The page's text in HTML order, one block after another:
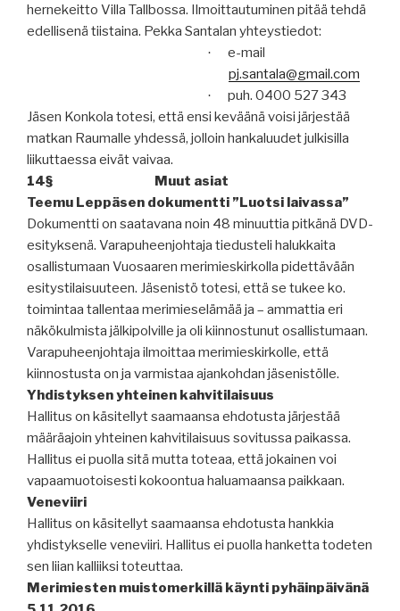
hernekeitto Villa Tallbossa. Ilmoittautuminen pitää tehdä
edellisenä tiistaina. Pekka Santalan yhteystiedot:
·
e-mail
pj.santala@gmail.com
·
puh. 0400 527 343
Jäsen Konkola totesi, että ensi keväänä voisi järjestää
matkan Raumalle yhdessä, jolloin hankaluudet julkisilla
liikuttaessa eivät vaivaa.
14§
Muut asiat
Teemu Leppäsen dokumentti ”Luotsi laivassa”
Dokumentti on saatavana noin 48 minuuttia pitkänä DVD-
esityksenä. Varapuheenjohtaja tiedusteli halukkaita
osallistumaan Vuosaaren merimieskirkolla pidettävään
esitystilaisuuteen. Jäsenistö totesi, että se tukee ko.
toimintaa tallentaa merimieselämää ja – ammattia eri
näkökulmista jälkipolville ja oli kiinnostunut osallistumaan.
Varapuheenjohtaja ilmoittaa merimieskirkolle, että
kiinnostusta on ja varmistaa ajankohdan jäsenistölle.
Yhdistyksen yhteinen kahvitilaisuus
Hallitus on käsitellyt saamaansa ehdotusta järjestää
määräajoin yhteinen kahvitilaisuus sovitussa paikassa.
Hallitus ei puolla sitä mutta toteaa, että jokainen voi
vapaamuotoisesti kokoontua haluamaansa paikkaan.
Veneviiri
Hallitus on käsitellyt saamaansa ehdotusta hankkia
yhdistykselle veneviiri. Hallitus ei puolla hanketta todeten
sen liian kalliiksi toteuttaa.
Merimiesten muistomerkillä käynti pyhäinpäivänä